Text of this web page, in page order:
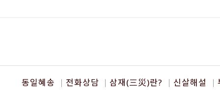
동일혜송 전화상담 삼재(三災)란? 신살해설